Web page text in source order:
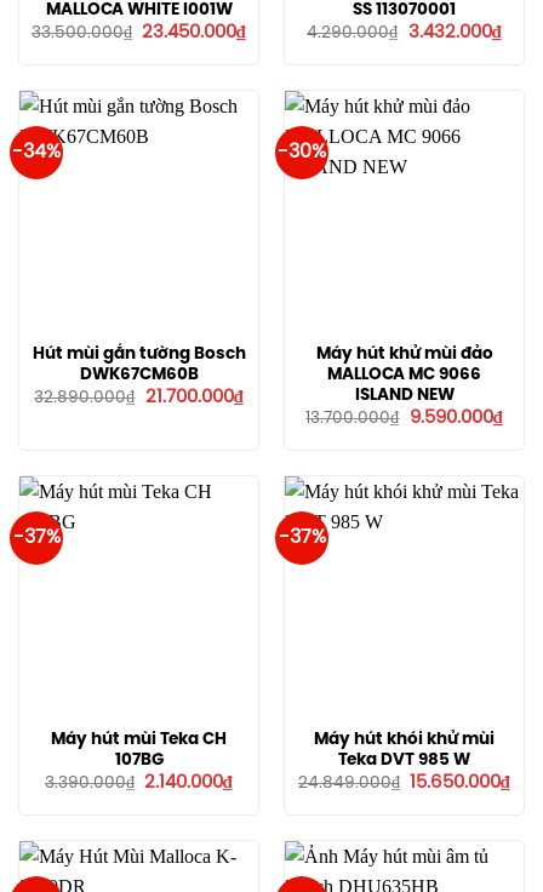
MALLOCA WHITE I001W
33.500.000₫
Giá
23.450.000₫Giá
23.450.000₫.
SS 113070001
4.290.000₫
Giá
3.432.000₫Giá
-34%
Hút mùi gắn tường Bosch
DWK67CM60B
32.890.000₫
Giá
21.700.000₫Giá
-30%
Máy hút khử mùi đảo
MALLOCA MC 9066
ISLAND NEW
13.700.000₫
Giá
9.590.000₫Giá
-37%
Máy hút mùi Teka CH
107BG
3.390.000₫
Giá
2.140.000₫Giá
2.140.000₫.
-37%
Máy hút khói khử mùi
Teka DVT 985 W
24.849.000₫ Giá
15.650.000₫Giá